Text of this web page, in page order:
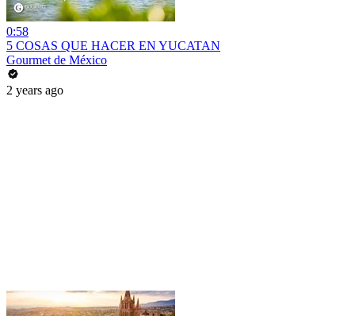
0:58
5 COSAS QUE HACER EN YUCATAN
Gourmet de México
2 years ago